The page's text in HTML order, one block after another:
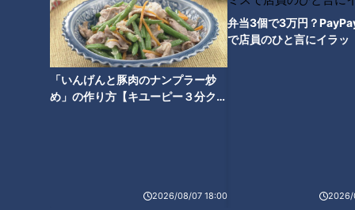
「いんげんと豚肉のナンプラー炒
め」の作り方【キユーピー３分クッ
2026/08/07 18:00
弁当3個で3万円？
で店員のひと言にイラッ
2026/
万回にも。
その後、塩を抜いて乾燥したゴムに、レーザーで名前を彫り、
インキを充填（じゅうてん）すれば完成です。